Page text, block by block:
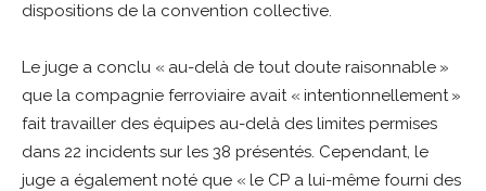
dispositions de la convention collective.
Le juge a conclu « au-delà de tout doute raisonnable »
que la compagnie ferroviaire avait « intentionnellement »
fait travailler des équipes au-delà des limites permises
dans 22 incidents sur les 38 présentés. Cependant, le
juge a également noté que « le CP a lui-même fourni des